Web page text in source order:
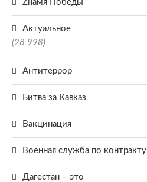
Zнамя Победы
Актуальное
(28 998)
Антитеррор
Битва за Кавказ
Вакцинация
Военная служба по контракту
Дагестан – это